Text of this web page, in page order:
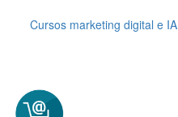
Cursos marketing digital e IA